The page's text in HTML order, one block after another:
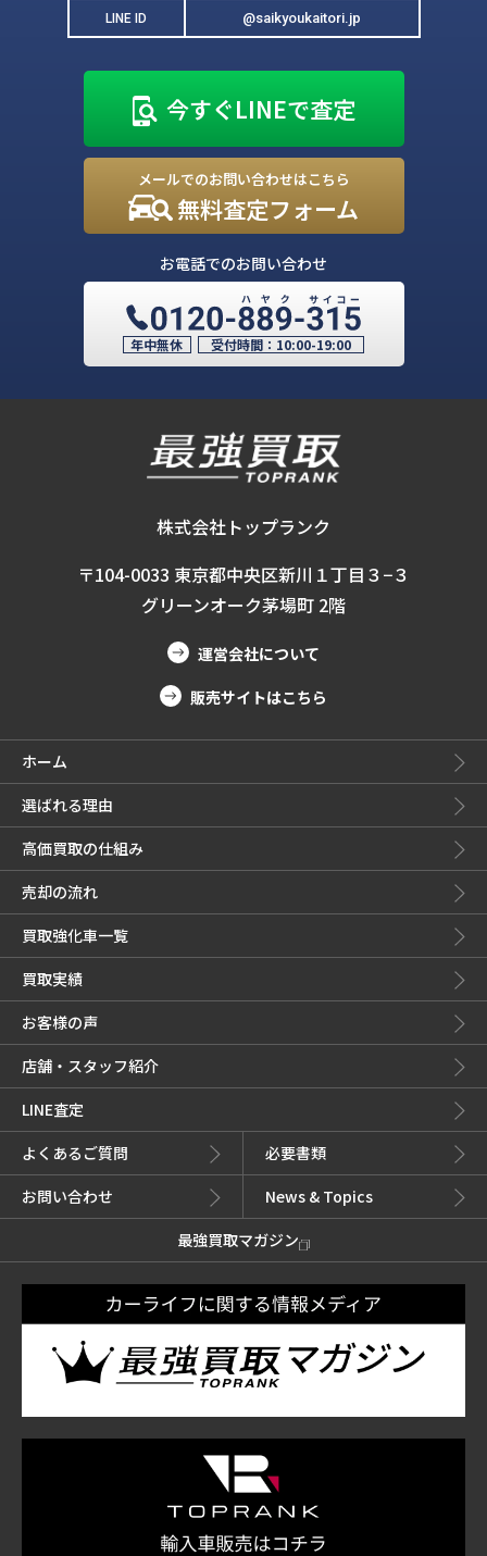
LINE ID @saikyoukaitori.jp
今すぐLINEで査定
メールでのお問い合わせはこちら
無料査定フォーム
お電話でのお問い合わせ
年中無休 受付時間： 10:00-19:00
株式会社トップランク
〒104-0033 東京都中央区新川１丁目３−３
グリーンオーク茅場町 2階
運営会社について
販売サイトはこちら
ホーム
選ばれる理由
高価買取の仕組み
売却の流れ
買取強化車一覧
買取実績
お客様の声
店舗・スタッフ紹介
LINE査定
よくあるご質問
必要書類
お問い合わせ
News & Topics
最強買取マガジン